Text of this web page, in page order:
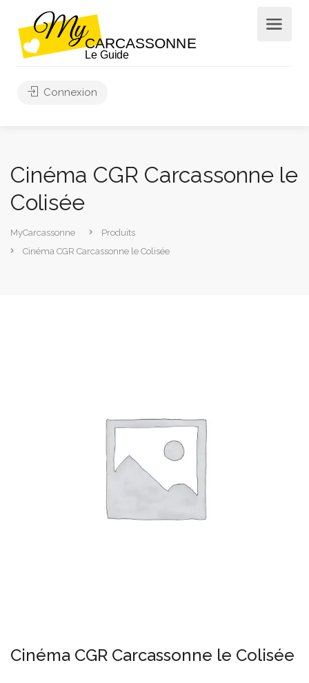
Connexion
Cinéma CGR Carcassonne le
Colisée
MyCarcassonne
Produits
Cinéma CGR Carcassonne le Colisée
Cinéma CGR Carcassonne le Colisée